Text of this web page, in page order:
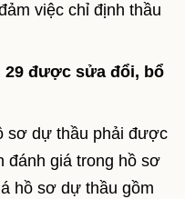
việc chỉ định thầu
29 được sửa đổi, bổ
sơ dự thầu phải được
đánh giá trong hồ sơ
hồ sơ dự thầu gồm